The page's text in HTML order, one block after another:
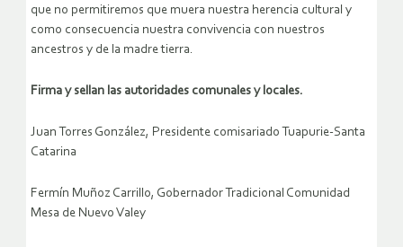
que no permitiremos que muera nuestra herencia cultural y
como consecuencia nuestra convivencia con nuestros
ancestros y de la madre tierra.
Firma y sellan las autoridades comunales y locales.
Juan Torres González, Presidente comisariado Tuapurie-Santa
Catarina
Fermín Muñoz Carrillo, Gobernador Tradicional Comunidad
Mesa de Nuevo Valey